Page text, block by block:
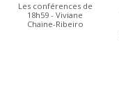
Les conférences de
18h59 - Viviane
Chaine-Ribeiro